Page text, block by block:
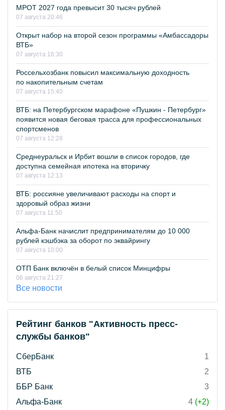
МРОТ 2027 года превысит 30 тысяч рублей
07 августа 20:46
Открыт набор на второй сезон программы «Амбассадоры
ВТБ»
07 августа 16:30
Россельхозбанк повысил максимальную доходность
по накопительным счетам
07 августа 15:40
ВТБ: на Петербургском марафоне «Пушкин - Петербург»
появится новая беговая трасса для профессиональных
спортсменов
07 августа 12:28
Среднеуральск и Ирбит вошли в список городов, где
доступна семейная ипотека на вторичку
07 августа 12:13
ВТБ: россияне увеличивают расходы на спорт и
здоровый образ жизни
07 августа 11:50
Альфа-Банк начислит предпринимателям до 10 000
рублей кэшбэка за оборот по эквайрингу
07 августа 10:00
ОТП Банк включён в белый список Минцифры
06 августа 21:27
Все новости
Рейтинг банков "Активность пресс-
службы банков"
СберБанк
1
ВТБ
2
ББР Банк
3
Альфа-Банк
4 (+2)